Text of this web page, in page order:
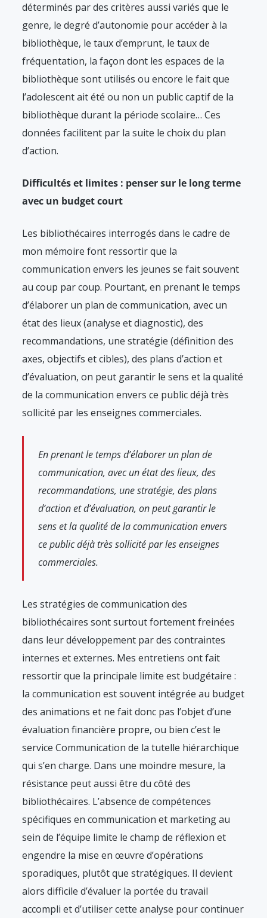
déterminés par des critères aussi variés que le
genre, le degré d’autonomie pour accéder à la
bibliothèque, le taux d’emprunt, le taux de
fréquentation, la façon dont les espaces de la
bibliothèque sont utilisés ou encore le fait que
l’adolescent ait été ou non un public captif de la
bibliothèque durant la période scolaire… Ces
données facilitent par la suite le choix du plan
d’action.
Difficultés et limites : penser sur le long terme
avec un budget court
Les bibliothécaires interrogés dans le cadre de
mon mémoire font ressortir que la
communication envers les jeunes se fait souvent
au coup par coup. Pourtant, en prenant le temps
d’élaborer un plan de communication, avec un
état des lieux (analyse et diagnostic), des
recommandations, une stratégie (définition des
axes, objectifs et cibles), des plans d’action et
d’évaluation, on peut garantir le sens et la qualité
de la communication envers ce public déjà très
sollicité par les enseignes commerciales.
En prenant le temps d’élaborer un plan de
communication, avec un état des lieux, des
recommandations, une stratégie, des plans
d’action et d’évaluation, on peut garantir le
sens et la qualité de la communication envers
ce public déjà très sollicité par les enseignes
commerciales.
Les stratégies de communication des
bibliothécaires sont surtout fortement freinées
dans leur développement par des contraintes
internes et externes. Mes entretiens ont fait
ressortir que la principale limite est budgétaire :
la communication est souvent intégrée au budget
des animations et ne fait donc pas l’objet d’une
évaluation financière propre, ou bien c’est le
service Communication de la tutelle hiérarchique
qui s’en charge. Dans une moindre mesure, la
résistance peut aussi être du côté des
bibliothécaires. L’absence de compétences
spécifiques en communication et marketing au
sein de l’équipe limite le champ de réflexion et
engendre la mise en œuvre d’opérations
sporadiques, plutôt que stratégiques. Il devient
alors difficile d’évaluer la portée du travail
accompli et d’utiliser cette analyse pour continuer